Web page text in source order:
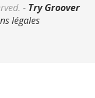
- Try Groover
légales